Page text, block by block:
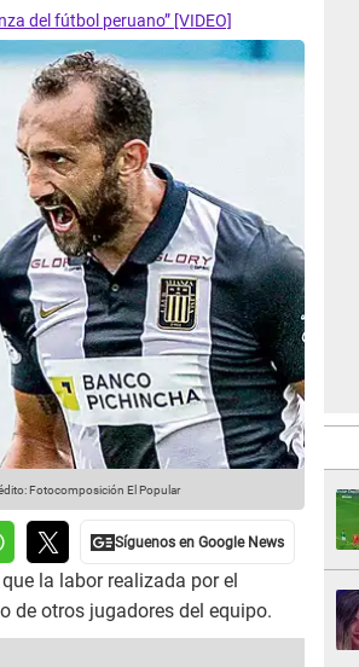
del fútbol peruano” [VIDEO]
Fotocomposición El Popular
la labor realizada por el
de otros jugadores del equipo.